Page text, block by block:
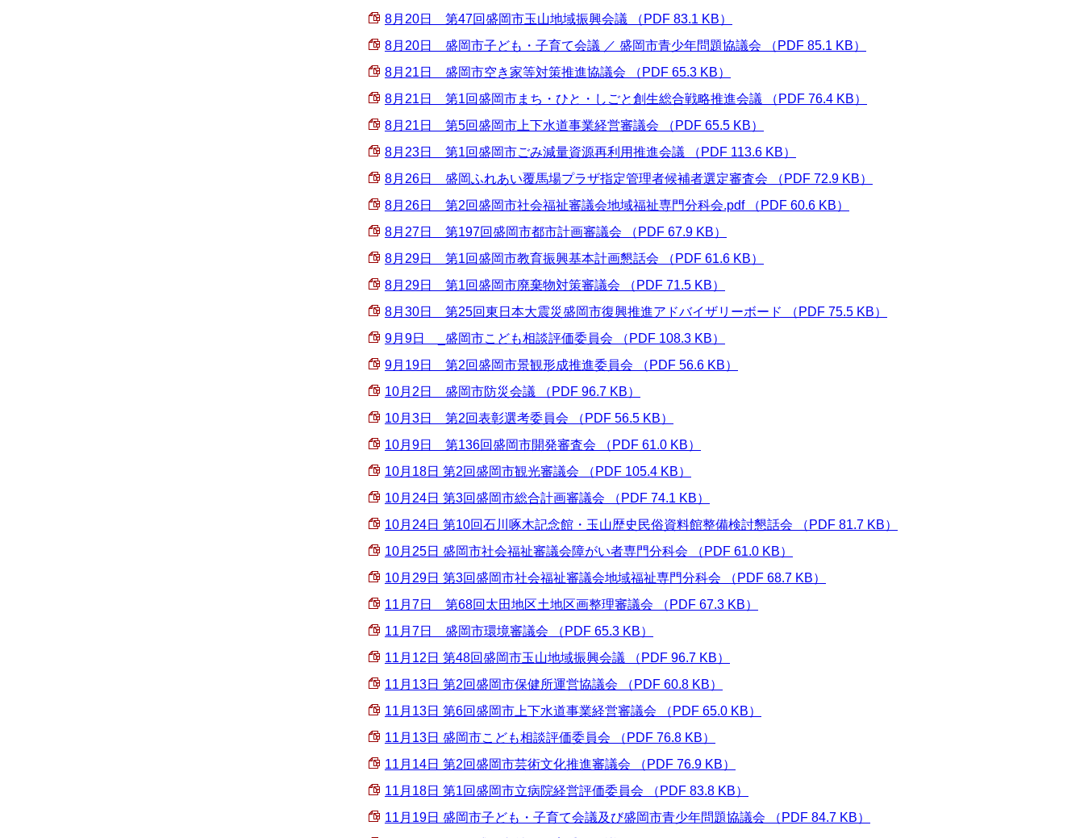
8月20日 第47回盛岡市玉山地域振興会議 （PDF 83.1 KB）
8月20日 盛岡市子ども・子育て会議 ／ 盛岡市青少年問題協議会 （PDF 85.1 KB）
8月21日 盛岡市空き家等対策推進協議会 （PDF 65.3 KB）
8月21日 第1回盛岡市まち・ひと・しごと創生総合戦略推進会議 （PDF 76.4 KB）
8月21日 第5回盛岡市上下水道事業経営審議会 （PDF 65.5 KB）
8月23日 第1回盛岡市ごみ減量資源再利用推進会議 （PDF 113.6 KB）
8月26日 盛岡ふれあい覆馬場プラザ指定管理者候補者選定審査会 （PDF 72.9 KB）
8月26日 第2回盛岡市社会福祉審議会地域福祉専門分科会.pdf （PDF 60.6 KB）
8月27日 第197回盛岡市都市計画審議会 （PDF 67.9 KB）
8月29日 第1回盛岡市教育振興基本計画懇話会 （PDF 61.6 KB）
8月29日 第1回盛岡市廃棄物対策審議会 （PDF 71.5 KB）
8月30日 第25回東日本大震災盛岡市復興推進アドバイザリーボード （PDF 75.5 KB）
9月9日 _盛岡市こども相談評価委員会 （PDF 108.3 KB）
9月19日 第2回盛岡市景観形成推進委員会 （PDF 56.6 KB）
10月2日 盛岡市防災会議 （PDF 96.7 KB）
10月3日 第2回表彰選考委員会 （PDF 56.5 KB）
10月9日 第136回盛岡市開発審査会 （PDF 61.0 KB）
10月18日 第2回盛岡市観光審議会 （PDF 105.4 KB）
10月24日 第3回盛岡市総合計画審議会 （PDF 74.1 KB）
10月24日 第10回石川啄木記念館・玉山歴史民俗資料館整備検討懇話会 （PDF 81.7 KB）
10月25日 盛岡市社会福祉審議会障がい者専門分科会 （PDF 61.0 KB）
10月29日 第3回盛岡市社会福祉審議会地域福祉専門分科会 （PDF 68.7 KB）
11月7日 第68回太田地区土地区画整理審議会 （PDF 67.3 KB）
11月7日 盛岡市環境審議会 （PDF 65.3 KB）
11月12日 第48回盛岡市玉山地域振興会議 （PDF 96.7 KB）
11月13日 第2回盛岡市保健所運営協議会 （PDF 60.8 KB）
11月13日 第6回盛岡市上下水道事業経営審議会 （PDF 65.0 KB）
11月13日 盛岡市こども相談評価委員会 （PDF 76.8 KB）
11月14日 第2回盛岡市芸術文化推進審議会 （PDF 76.9 KB）
11月18日 第1回盛岡市立病院経営評価委員会 （PDF 83.8 KB）
11月19日 盛岡市子ども・子育て会議及び盛岡市青少年問題協議会 （PDF 84.7 KB）